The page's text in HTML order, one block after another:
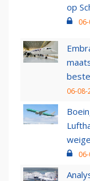
op
06-08-